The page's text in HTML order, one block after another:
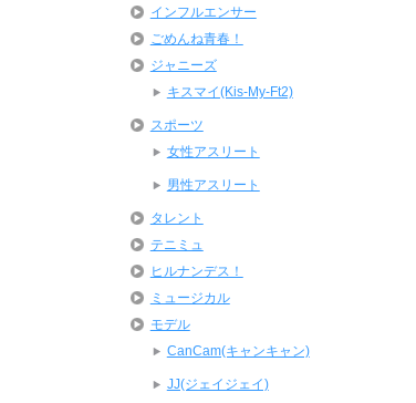
インフルエンサー
ごめんね青春！
ジャニーズ
キスマイ(Kis-My-Ft2)
スポーツ
女性アスリート
男性アスリート
タレント
テニミュ
ヒルナンデス！
ミュージカル
モデル
CanCam(キャンキャン)
JJ(ジェイジェイ)